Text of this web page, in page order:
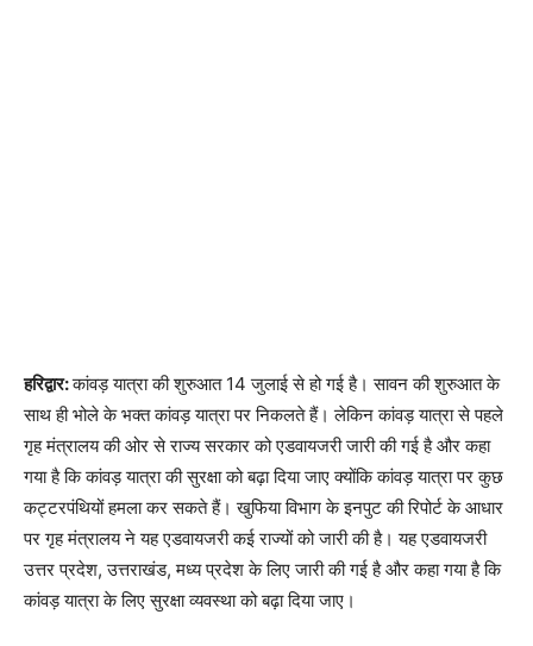
हरिद्वार:कांवड़ यात्रा की शुरुआत 14 जुलाई से हो गई है। सावन की शुरुआत के
साथ ही भोले के भक्त कांवड़ यात्रा पर निकलते हैं। लेकिन कांवड़ यात्रा से पहले
गृह मंत्रालय की ओर से राज्य सरकार को एडवायजरी जारी की गई है और कहा
गया है कि कांवड़ यात्रा की सुरक्षा को बढ़ा दिया जाए क्योंकि कांवड़ यात्रा पर कुछ
कट्टरपंथियों हमला कर सकते हैं। खुफिया विभाग के इनपुट की रिपोर्ट के आधार
पर गृह मंत्रालय ने यह एडवायजरी कई राज्यों को जारी की है। यह एडवायजरी
उत्तर प्रदेश, उत्तराखंड, मध्य प्रदेश के लिए जारी की गई है और कहा गया है कि
कांवड़ यात्रा के लिए सुरक्षा व्यवस्था को बढ़ा दिया जाए।